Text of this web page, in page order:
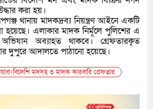
করা হয়।
থানায় মাদকদ্রব্য নিয়ন্ত্রণ আইনে একটি
হয়েছে। এলাকার মাদক নির্মূলে পুলিশের এ
অব্যাহত থাকবে। গ্রেফতারকৃত
দুপুরে আদালতে পাঠানো হয়েছে।
বিদেশি মদসহ ৩ মাদক কারবারি গ্রেফতার